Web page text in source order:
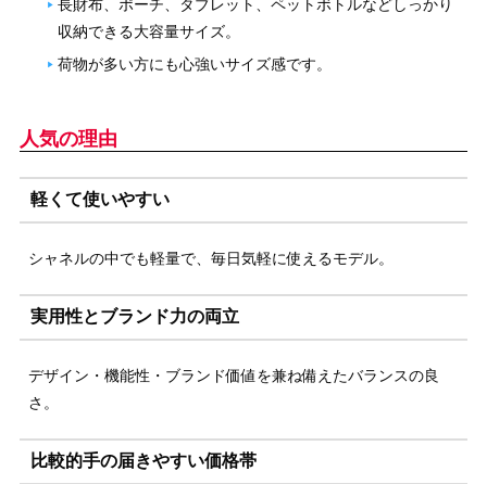
長財布、ポーチ、タブレット、ペットボトルなどしっかり
収納できる大容量サイズ。
荷物が多い方にも心強いサイズ感です。
人気の理由
軽くて使いやすい
シャネルの中でも軽量で、毎日気軽に使えるモデル。
実用性とブランド力の両立
デザイン・機能性・ブランド価値を兼ね備えたバランスの良
さ。
比較的手の届きやすい価格帯